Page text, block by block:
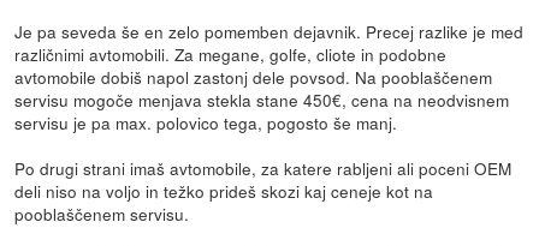
Je pa seveda še en zelo pomemben dejavnik. Precej razlike je med
različnimi avtomobili. Za megane, golfe, cliote in podobne
avtomobile dobiš napol zastonj dele povsod. Na pooblaščenem
servisu mogoče menjava stekla stane 450€, cena na neodvisnem
servisu je pa max. polovico tega, pogosto še manj.
Po drugi strani imaš avtomobile, za katere rabljeni ali poceni OEM
deli niso na voljo in težko prideš skozi kaj ceneje kot na
pooblaščenem servisu.